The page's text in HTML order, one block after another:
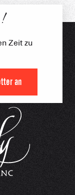
Zeit zu
an